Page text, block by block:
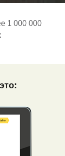
1 000 000